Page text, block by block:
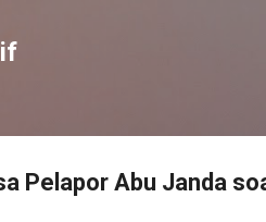
Pelapor Abu Janda